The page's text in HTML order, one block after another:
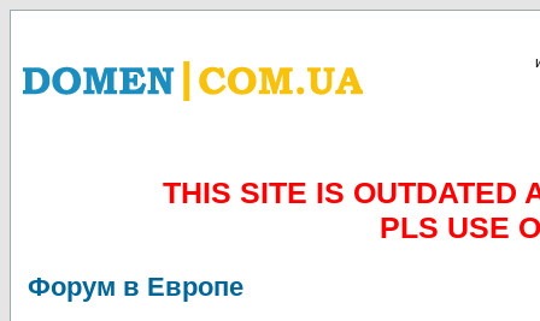
THIS SITE IS OUTDATED
PLS USE
Форум в Европе